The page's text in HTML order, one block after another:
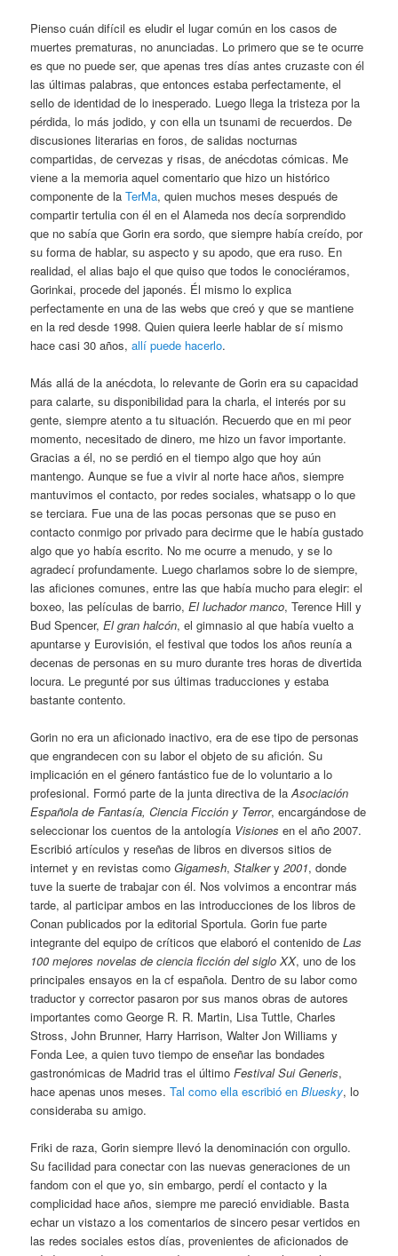
Pienso cuán difícil es eludir el lugar común en los casos de
muertes prematuras, no anunciadas. Lo primero que se te ocurre
es que no puede ser, que apenas tres días antes cruzaste con él
las últimas palabras, que entonces estaba perfectamente, el
sello de identidad de lo inesperado. Luego llega la tristeza por la
pérdida, lo más jodido, y con ella un tsunami de recuerdos. De
discusiones literarias en foros, de salidas nocturnas
compartidas, de cervezas y risas, de anécdotas cómicas. Me
viene a la memoria aquel comentario que hizo un histórico
componente de laTerMa, quien muchos meses después de
compartir tertulia con él en el Alameda nos decía sorprendido
que no sabía que Gorin era sordo, que siempre había creído, por
su forma de hablar, su aspecto y su apodo, que era ruso. En
realidad, el alias bajo el que quiso que todos le conociéramos,
Gorinkai, procede del japonés. Él mismo lo explica
perfectamente en una de las webs que creó y que se mantiene
en la red desde 1998. Quien quiera leerle hablar de sí mismo
hace casi 30 años,allí puede hacerlo.
Más allá de la anécdota, lo relevante de Gorin era su capacidad
para calarte, su disponibilidad para la charla, el interés por su
gente, siempre atento a tu situación. Recuerdo que en mi peor
momento, necesitado de dinero, me hizo un favor importante.
Gracias a él, no se perdió en el tiempo algo que hoy aún
mantengo. Aunque se fue a vivir al norte hace años, siempre
mantuvimos el contacto, por redes sociales, whatsapp o lo que
se terciara. Fue una de las pocas personas que se puso en
contacto conmigo por privado para decirme que le había gustado
algo que yo había escrito. No me ocurre a menudo, y se lo
agradecí profundamente. Luego charlamos sobre lo de siempre,
las aficiones comunes, entre las que había mucho para elegir: el
boxeo, las películas de barrio,El luchador manco, Terence Hill y
Bud Spencer,El gran halcón, el gimnasio al que había vuelto a
apuntarse y Eurovisión, el festival que todos los años reunía a
decenas de personas en su muro durante tres horas de divertida
locura. Le pregunté por sus últimas traducciones y estaba
bastante contento.
Gorin no era un aficionado inactivo, era de ese tipo de personas
que engrandecen con su labor el objeto de su afición. Su
implicación en el género fantástico fue de lo voluntario a lo
profesional. Formó parte de la junta directiva de laAsociación
Española de Fantasía, Ciencia Ficción y Terror, encargándose de
seleccionar los cuentos de la antología Visiones en el año 2007.
Escribió artículos y reseñas de libros en diversos sitios de
internet y en revistas comoGigamesh,Stalkery2001, donde
tuve la suerte de trabajar con él. Nos volvimos a encontrar más
tarde, al participar ambos en las introducciones de los libros de
Conan publicados por la editorial Sportula. Gorin fue parte
integrante del equipo de críticos que elaboró el contenido deLas
100 mejores novelas de ciencia ficción del siglo XX, uno de los
principales ensayos en la cf española. Dentro de su labor como
traductor y corrector pasaron por sus manos obras de autores
importantes como George R. R. Martin, Lisa Tuttle, Charles
Stross, John Brunner, Harry Harrison, Walter Jon Williams y
Fonda Lee, a quien tuvo tiempo de enseñar las bondades
gastronómicas de Madrid tras el últimoFestival Sui Generis,
hace apenas unos meses.Tal como ella escribió enBluesky, lo
consideraba su amigo.
Friki de raza, Gorin siempre llevó la denominación con orgullo.
Su facilidad para conectar con las nuevas generaciones de un
fandom con el que yo, sin embargo, perdí el contacto y la
complicidad hace años, siempre me pareció envidiable. Basta
echar un vistazo a los comentarios de sincero pesar vertidos en
las redes sociales estos días, provenientes de aficionados de